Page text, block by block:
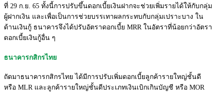
ที่ 29 ก.ย. 65 ทั้งนี้การปรับขึ้นดอกเบี้ยเงินฝากจะช่วยเพิ่มรายได้ให้กับกลุ่ม
ผู้ฝากเงิน และเพื่อเป็นการช่วยบรรเทาผลกระทบกับกลุ่มเปราะบาง ใน
ด้านเงินกู้ ธนาคารจึงได้ปรับอัตราดอกเบี้ย MRR ในอัตราที่น้อยกว่าอัตรา
ดอกเบี้ยเงินกู้อื่น ๆ
ธนาคารกสิกรไทย
ถัดมาธนาคารกสิกรไทย ได้มีการปรับเพิ่มดอกเบี้ยลูกค้ารายใหญ่ชั้นดี
หรือ MLR และลูกค้ารายใหญ่ชั้นดีประเภทเงินเบิกเกินบัญชี หรือ MOR